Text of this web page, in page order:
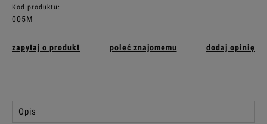
Kod produktu:
005M
zapytaj o produkt poleć znajomemu dodaj opinię
Opis